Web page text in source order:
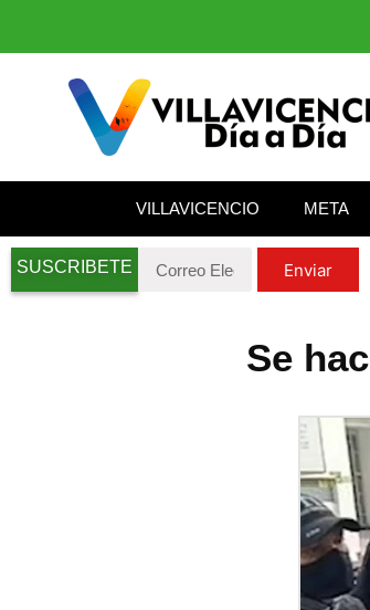
VILLAVICENCIO META
SUSCRIBETE Enviar
Se